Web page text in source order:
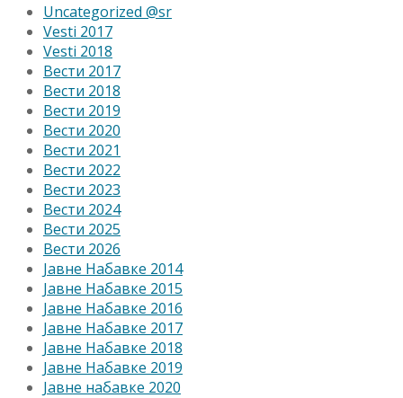
Uncategorized @sr
Vesti 2017
Vesti 2018
Вести 2017
Вести 2018
Вести 2019
Вести 2020
Вести 2021
Вести 2022
Вести 2023
Вести 2024
Вести 2025
Вести 2026
Јавне Набавке 2014
Јавне Набавке 2015
Јавне Набавке 2016
Јавне Набавке 2017
Јавне Набавке 2018
Јавне Набавке 2019
Јавне набавке 2020